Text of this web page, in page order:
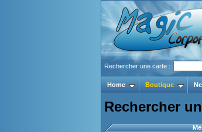
Rechercher une carte :
Home Boutique
Rechercher